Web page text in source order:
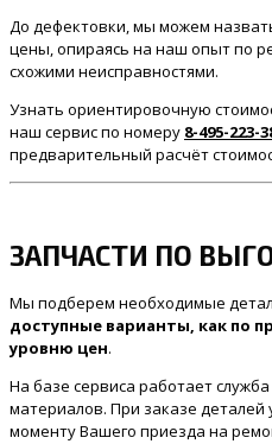
До дефектовки, мы можем
цены, опираясь на наш опыт по
схожими неисправностями.
Узнать ориентировочную
наш сервис по номеру 8-495-223-
предварительный расчёт
ЗАПЧАСТИ ПО
Мы подберем необходимые
доступные варианты, как по
уровню цен.
На базе сервиса работает
материалов. При заказе деталей
моменту Вашего приезда на